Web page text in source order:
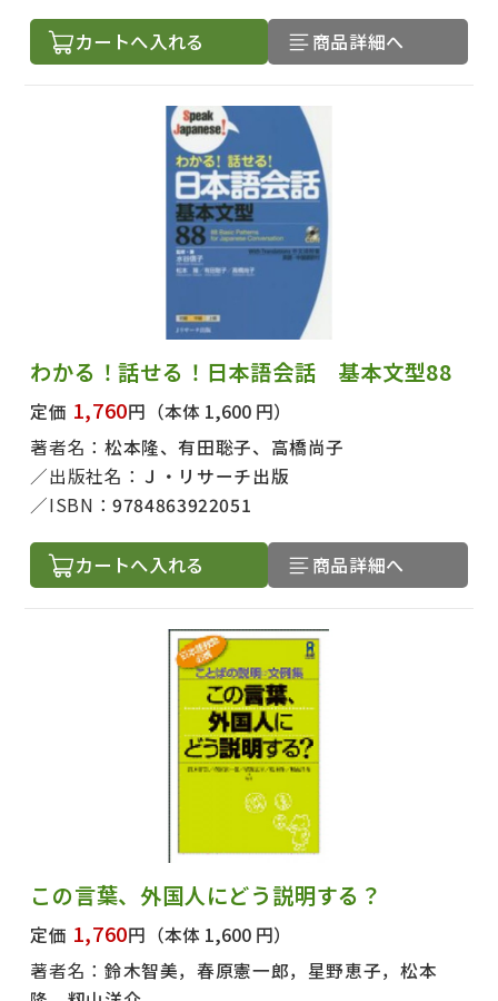
出版社名で絞り込む
カートへ入れる 商品詳細へ
わかる！話せる！日本語会話 基本文型88
定価 1,760円 （本体 1,600 円）
著者名： 松本隆、有田聡子、高橋尚子
出版社名： Ｊ・リサーチ出版
ISBN：9784863922051
カートへ入れる 商品詳細へ
この言葉、外国人にどう説明する？
定価 1,760円 （本体 1,600 円）
著者名： 鈴木智美，春原憲一郎，星野恵子，松本